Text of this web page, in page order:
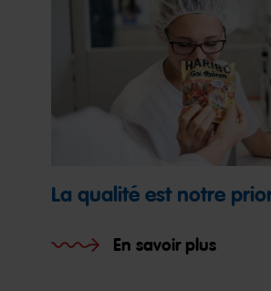
La qualité est notre
En savoir plus